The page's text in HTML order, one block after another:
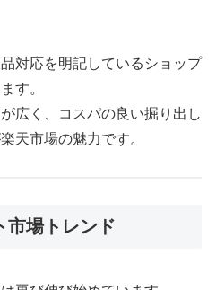
対応を明記しているショップ
す。
広く、コスパの良い掘り出し
天市場の魅力です。
市場トレンド